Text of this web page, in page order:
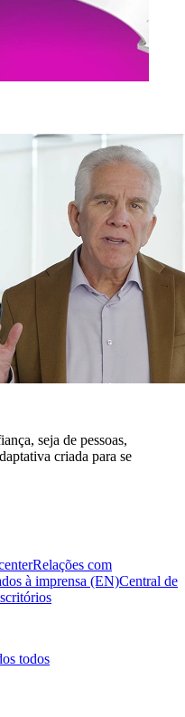
seja de pessoas,
criada para se
Relações com
à imprensa (EN)Central de
todos